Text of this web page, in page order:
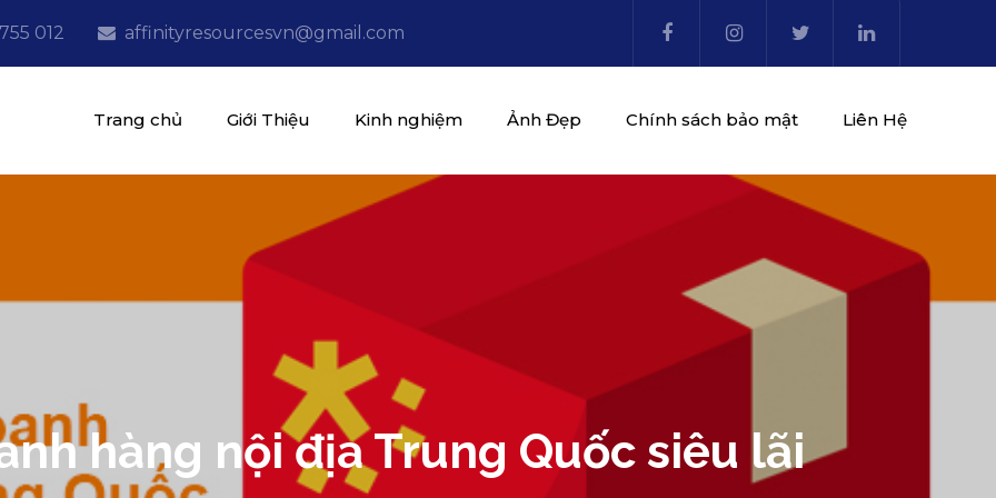
012 affinityresourcesvn@gmail.com
Trang chủ Giới Thiệu Kinh nghiệm Ảnh Đẹp Chính sách bảo mật Liên Hệ
hàng nội địa Trung Quốc siêu lãi